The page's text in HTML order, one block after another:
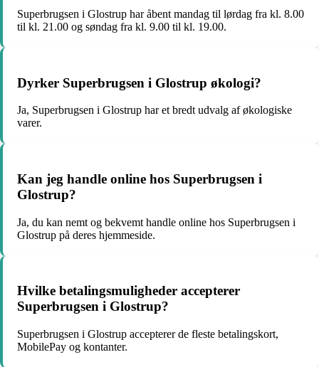
Superbrugsen i Glostrup har åbent mandag til lørdag fra kl. 8.00
til kl. 21.00 og søndag fra kl. 9.00 til kl. 19.00.
Dyrker Superbrugsen i Glostrup økologi?
Ja, Superbrugsen i Glostrup har et bredt udvalg af økologiske
varer.
Kan jeg handle online hos Superbrugsen i
Glostrup?
Ja, du kan nemt og bekvemt handle online hos Superbrugsen i
Glostrup på deres hjemmeside.
Hvilke betalingsmuligheder accepterer
Superbrugsen i Glostrup?
Superbrugsen i Glostrup accepterer de fleste betalingskort,
MobilePay og kontanter.